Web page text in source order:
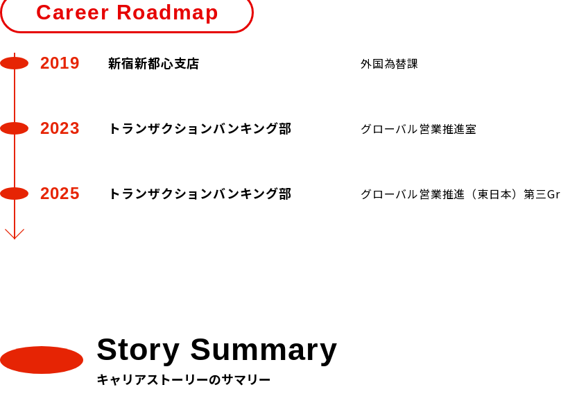
Career Roadmap
2019 新宿新都心支店 外国為替課
2023 トランザクションバンキング部 グローバル営業推進室
2025 トランザクションバンキング部 グローバル営業推進（東日本）第三Gr
Story Summary
キャリアストーリーのサマリー